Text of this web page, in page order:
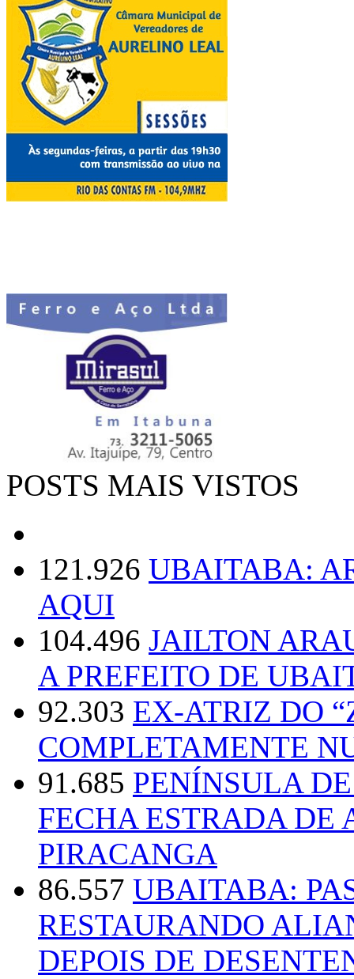
POSTS MAIS VISTOS
121.926 UBAITABA:
AQUI
104.496 JAILTON
A PREFEITO DE
92.303 EX-ATRIZ DO
COMPLETAMENTE
91.685 PENÍNSULA
FECHA ESTRADA DE
PIRACANGA
86.557 UBAITABA:
RESTAURANDO
DEPOIS DE